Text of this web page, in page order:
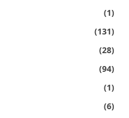
(1)
(131)
(28)
(94)
(1)
(6)